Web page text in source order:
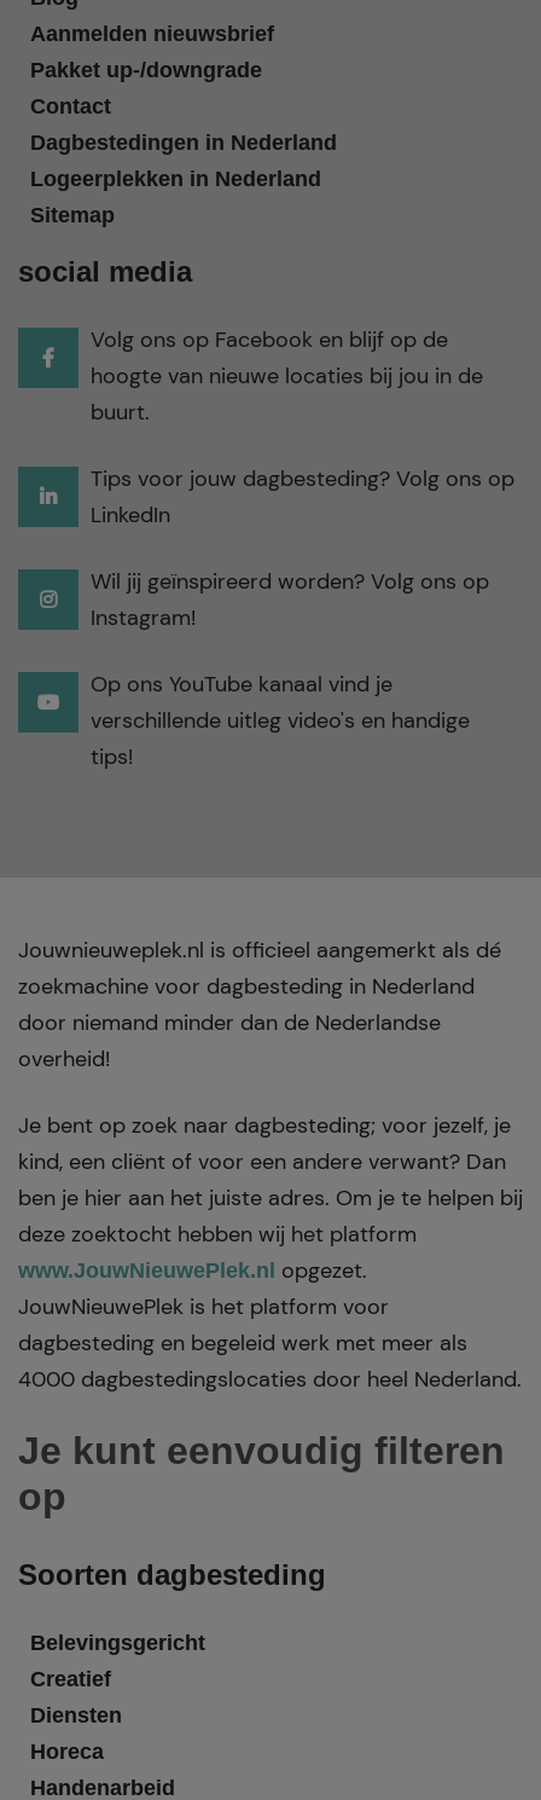
Aanmelden nieuwsbrief
Pakket up-/downgrade
Contact
Dagbestedingen in Nederland
Logeerplekken in Nederland
Sitemap
social media
Volg ons op Facebook en blijf op de
hoogte van nieuwe locaties bij jou in de
buurt.
Tips voor jouw dagbesteding? Volg ons op
LinkedIn
Wil jij geïnspireerd worden? Volg ons op
Instagram!
Op ons YouTube kanaal vind je
verschillende uitleg video's en handige
tips!
Jouwnieuweplek.nl is officieel aangemerkt als dé
zoekmachine voor dagbesteding in Nederland
door niemand minder dan de Nederlandse
overheid!
Je bent op zoek naar dagbesteding; voor jezelf, je
kind, een cliënt of voor een andere verwant? Dan
ben je hier aan het juiste adres. Om je te helpen bij
deze zoektocht hebben wij het platform
www.JouwNieuwePlek.nl opgezet.
JouwNieuwePlek is het platform voor
dagbesteding en begeleid werk met meer als
4000 dagbestedingslocaties door heel Nederland.
Je kunt eenvoudig filteren
op
Soorten dagbesteding
Belevingsgericht
Creatief
Diensten
Horeca
Handenarbeid